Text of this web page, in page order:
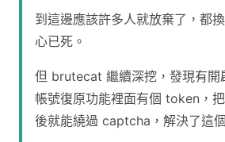
到這邊應該許多人就放棄了，都
心已死。
但 brutecat 繼續深挖，發現有
帳號復原功能裡面有個 token，
後就能繞過 captcha，解決了這